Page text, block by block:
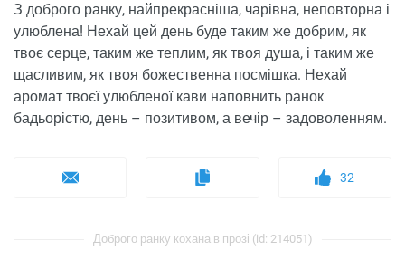
З доброго ранку, найпрекрасніша, чарівна, неповторна і
улюблена! Нехай цей день буде таким же добрим, як
твоє серце, таким же теплим, як твоя душа, і таким же
щасливим, як твоя божественна посмішка. Нехай
аромат твоєї улюбленої кави наповнить ранок
бадьорістю, день – позитивом, а вечір – задоволенням.
32
Доброго ранку кохана в прозі (id: 214051)